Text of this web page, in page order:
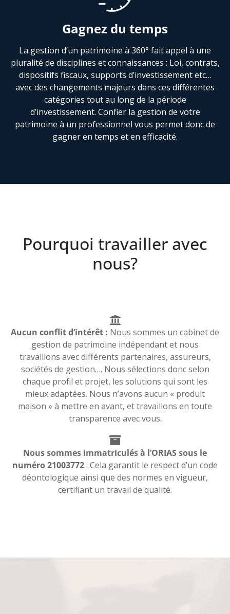
Gagnez du temps
La gestion d’un patrimoine à 360° fait appel à une
pluralité de disciplines et connaissances : Loi, contrats,
dispositifs fiscaux, supports d’investissement etc…
avec des changements majeurs dans ces différentes
catégories tout au long de la période
d’investissement. Confier la gestion de votre
patrimoine à un professionnel vous permet donc de
gagner en temps et en efficacité.
Pourquoi travailler avec
nous?
Aucun conflit d’intérêt : Nous sommes un cabinet de
gestion de patrimoine indépendant et nous
travaillons avec différents partenaires, assureurs,
sociétés de gestion…. Nous sélections donc selon
chaque profil et projet, les solutions qui sont les
mieux adaptées. Nous n’avons aucun « produit
maison » à mettre en avant, et travaillons en toute
transparence avec vous.
Nous sommes immatriculés à l’ORIAS sous le
numéro 21003772: Cela garantit le respect d’un code
déontologique ainsi que des normes en vigueur,
certifiant un travail de qualité.